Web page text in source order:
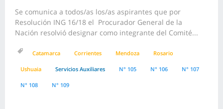
Se comunica a todos/as los/as aspirantes que por
Resolución ING 16/18 el Procurador General de la
Nación resolvió designar como integrante del Comité...
Catamarca Corrientes Mendoza Rosario
Ushuaia Servicios Auxiliares N° 105 N° 106 N° 107
N° 108 N° 109